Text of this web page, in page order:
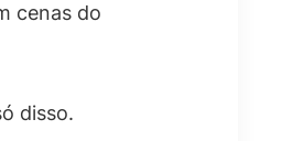
cenas do
disso.